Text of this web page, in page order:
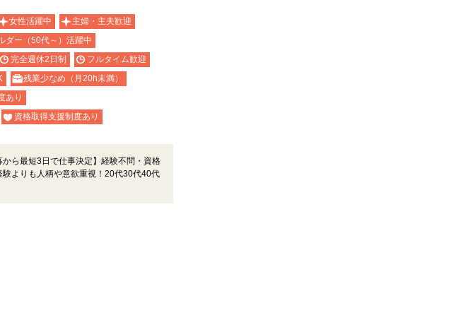
女性活躍中
主婦・主夫歓迎
ダー（50代～）活躍中
完全週休2日制
フルタイム歓迎
残業少なめ（月20h未満）
あり
資格取得支援制度あり
から最短3日で仕事決定】経験不問・資格
験よりも人柄や意欲重視！20代30代40代